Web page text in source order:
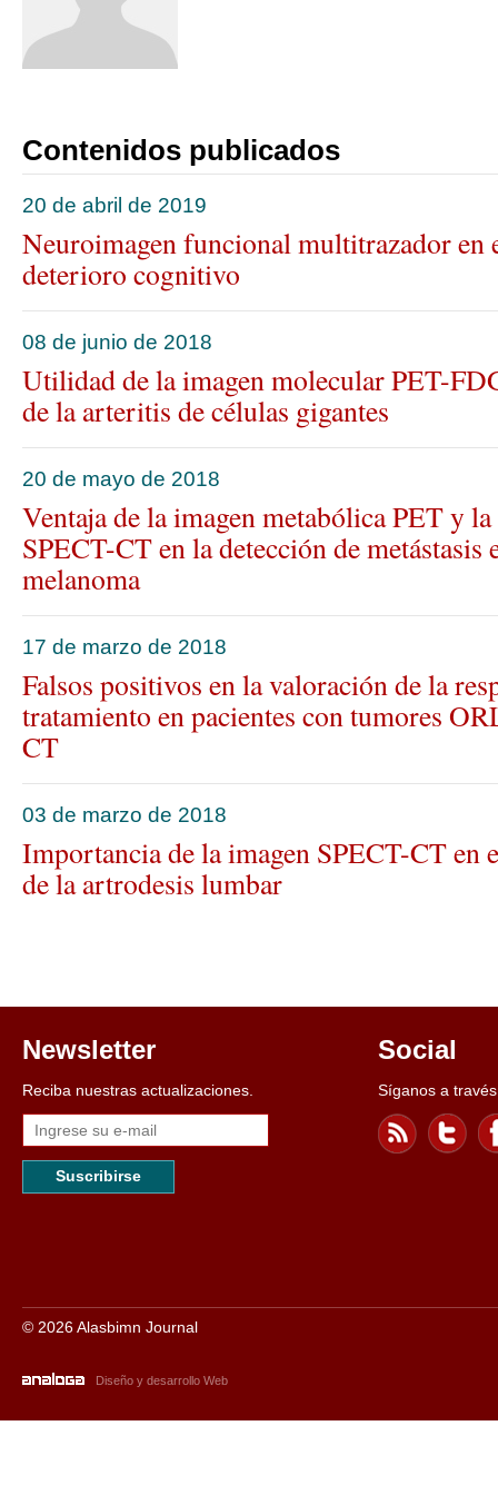
Listado completo
Contenidos publicados
20 de abril de 2019
Neuroimagen funcional multitrazador en
deterioro cognitivo
08 de junio de 2018
Utilidad de la imagen molecular PET-
de la arteritis de células gigantes
20 de mayo de 2018
Ventaja de la imagen metabólica PET y
SPECT-CT en la detección de metástasis
melanoma
17 de marzo de 2018
Falsos positivos en la valoración de la
tratamiento en pacientes con tumores
CT
03 de marzo de 2018
Importancia de la imagen SPECT-CT en
de la artrodesis lumbar
Newsletter
Reciba nuestras actualizaciones.
Suscribirse
Social
Síganos a
© 2026 Alasbimn Journal
Diseño y desarrollo Web